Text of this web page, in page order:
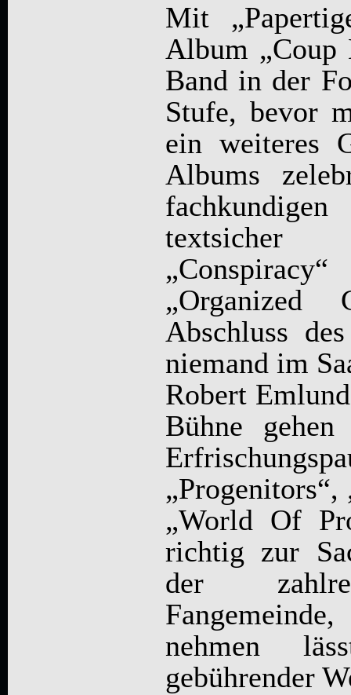
Mit
Album „Coup
Band in der
Stufe, bevor
ein weiteres
Albums
Abschluss
niemand im
Robert
Bühne
„World Of
richtig zur
der
nehmen
gebührender